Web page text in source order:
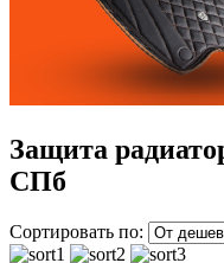
Защита
СПб
Сортировать по: